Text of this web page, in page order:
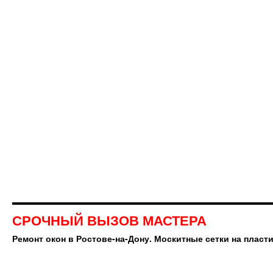
СРОЧНЫЙ ВЫЗОВ МАСТЕРА
Ремонт окон в Ростове-на-Дону. Москитные сетки на